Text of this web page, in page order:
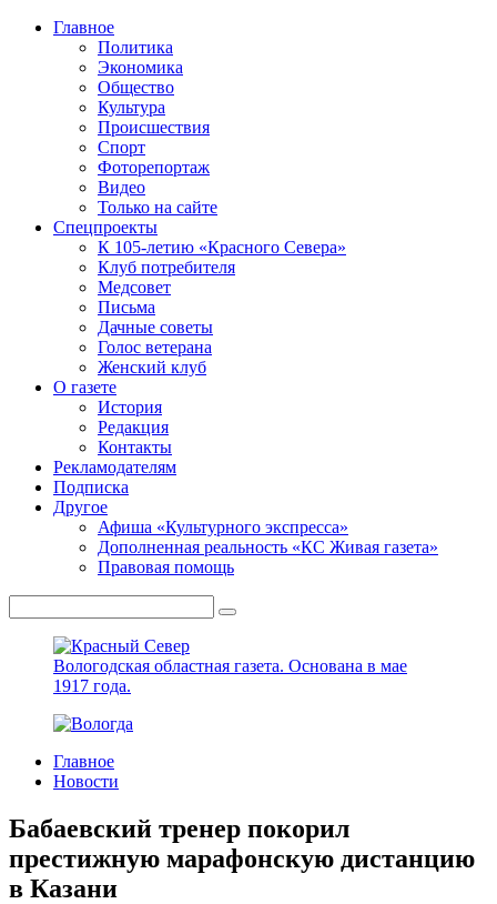
Главное
Политика
Экономика
Общество
Культура
Происшествия
Спорт
Фоторепортаж
Видео
Только на сайте
Спецпроекты
К 105-летию «Красного Севера»
Клуб потребителя
Медсовет
Письма
Дачные советы
Голос ветерана
Женский клуб
О газете
История
Редакция
Контакты
Рекламодателям
Подписка
Другое
Афиша «Культурного экспресса»
Дополненная реальность «КС Живая газета»
Правовая помощь
Вологодская областная газета. Основана в мае
1917 года.
Главное
Новости
Бабаевский тренер покорил
престижную марафонскую дистанцию
в Казани